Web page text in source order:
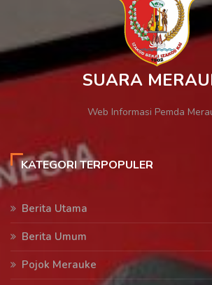
SUARA
Web Informasi Pemda
KATEGORI TERPOPULER
Berita Utama
Berita Umum
Pojok Merauke